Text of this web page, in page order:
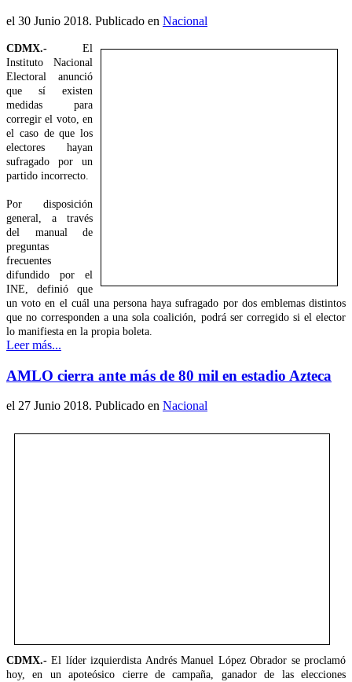
el 30 Junio 2018. Publicado en Nacional
CDMX.- El
Instituto Nacional
Electoral anunció
que sí existen
medidas para
corregir el voto, en
el caso de que los
electores hayan
sufragado por un
partido incorrecto.
Por disposición
general, a través
del manual de
preguntas
frecuentes
difundido por el
INE, definió que
un voto en el cuál una persona haya sufragado por dos emblemas distintos
que no corresponden a una sola coalición, podrá ser corregido si el elector
lo manifiesta en la propia boleta.
Leer más...
AMLO cierra ante más de 80 mil en estadio Azteca
el 27 Junio 2018. Publicado en Nacional
CDMX.- El líder izquierdista Andrés Manuel López Obrador se proclamó
hoy, en un apoteósico cierre de campaña, ganador de las elecciones